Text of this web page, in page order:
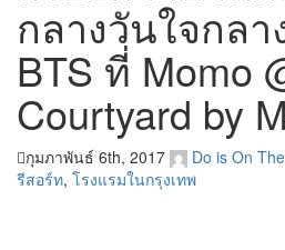
กลางวันใจกลา
BTS ที่ Momo
Courtyard by
กุมภาพันธ์ 6th, 2017 Do is On
รีสอร์ท, โรงแรมในกรุงเทพ